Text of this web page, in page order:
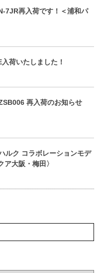
7JR再入荷です！＜浦和パ
荷いたしました！
再入荷のお知らせ
ルク コラボレーションモデ
大阪・梅田〉